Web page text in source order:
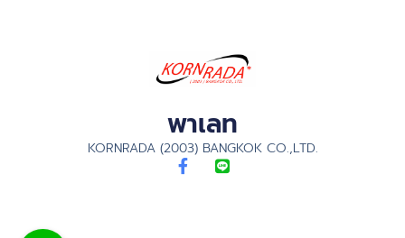
พาเลท
KORNRADA (2003) BANGKOK CO.,LTD.